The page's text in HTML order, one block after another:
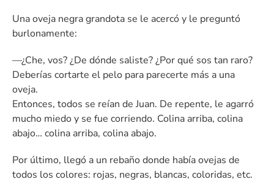
Una oveja negra grandota se le acercó y le preguntó
burlonamente:
—¿Che, vos? ¿De dónde saliste? ¿Por qué sos tan raro?
Deberías cortarte el pelo para parecerte más a una
oveja.
Entonces, todos se reían de Juan. De repente, le agarró
mucho miedo y se fue corriendo. Colina arriba, colina
abajo… colina arriba, colina abajo.
Por último, llegó a un rebaño donde había ovejas de
todos los colores: rojas, negras, blancas, coloridas, etc.